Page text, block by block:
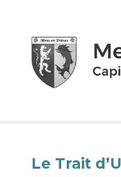
Le Trait